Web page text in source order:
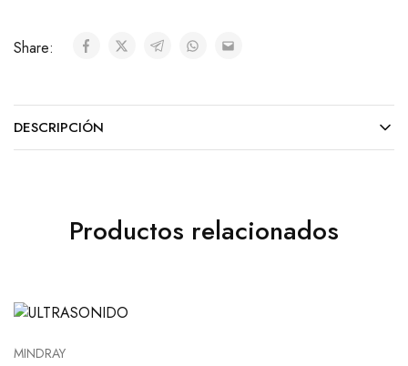
Share:
DESCRIPCIÓN
Productos relacionados
MINDRAY